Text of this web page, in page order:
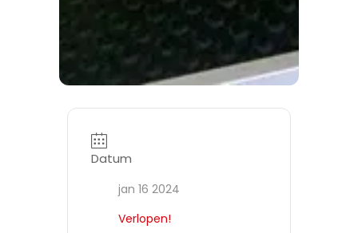
Datum
jan 16 2024
Verlopen!